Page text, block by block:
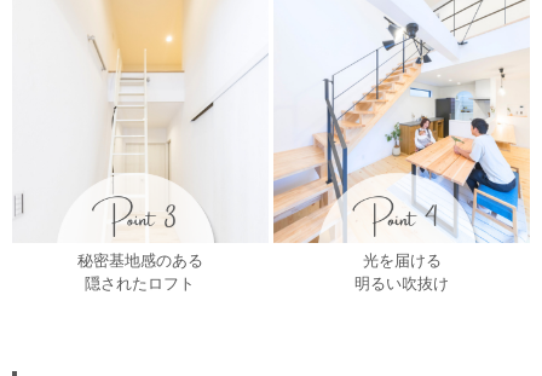
秘密基地感のある
隠されたロフト
光を届ける
明るい吹抜け